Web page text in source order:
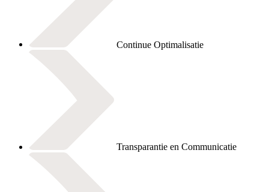
Continue Optimalisatie
Transparantie en Communicatie